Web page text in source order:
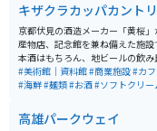
の味の染みたチャーシューも美味
キザクラカッパカント
京都伏見の酒造メーカー「黄桜
産物店、記念館を兼ね備えた施
本酒はもちろん、地ビールの飲
もとっても美味しくて、特にか
食べて、お土産も買える、伏見の
#美術館｜資料館#商業施設#カ
#海鮮#麺類#お酒#ソフトクリー
高雄パークウェイ